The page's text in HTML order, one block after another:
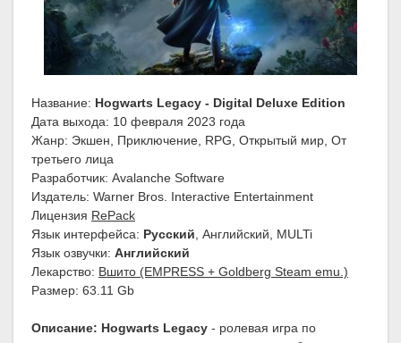
Название: Hogwarts Legacy - Digital Deluxe Edition
Дата выхода: 10 февраля 2023 года
Жанр: Экшен, Приключение, RPG, Открытый мир, От
третьего лица
Разработчик: Avalanche Software
Издатель: Warner Bros. Interactive Entertainment
Лицензия RePack
Язык интерфейса: Русский, Английский, MULTi
Язык озвучки: Английский
Лекарство: Вшито (EMPRESS + Goldberg Steam emu.)
Размер: 63.11 Gb
Описание: Hogwarts Legacy - ролевая игра по